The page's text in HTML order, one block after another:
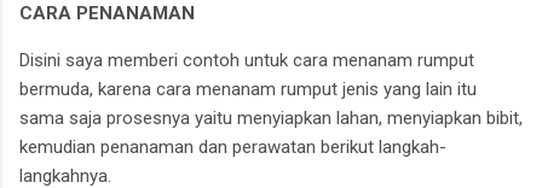
CARA PENANAMAN
Disini saya memberi contoh untuk cara menanam rumput
bermuda, karena cara menanam rumput jenis yang lain itu
sama saja prosesnya yaitu menyiapkan lahan, menyiapkan bibit,
kemudian penanaman dan perawatan berikut langkah-
langkahnya.